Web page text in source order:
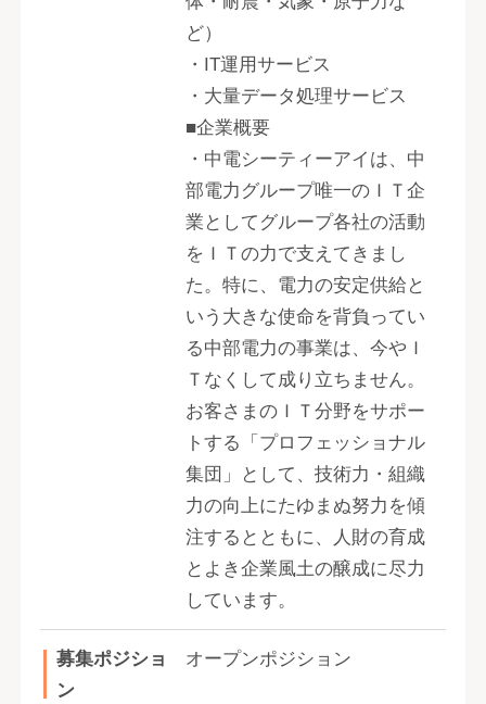
ど）
・IT運用サービス
・大量データ処理サービス
■企業概要
・中電シーティーアイは、中
部電力グループ唯一のＩＴ企
業としてグループ各社の活動
をＩＴの力で支えてきまし
た。特に、電力の安定供給と
いう大きな使命を背負ってい
る中部電力の事業は、今やＩ
Ｔなくして成り立ちません。
お客さまのＩＴ分野をサポー
トする「プロフェッショナル
集団」として、技術力・組織
力の向上にたゆまぬ努力を傾
注するとともに、人財の育成
とよき企業風土の醸成に尽力
しています。
募集ポジショ
ン
オープンポジション